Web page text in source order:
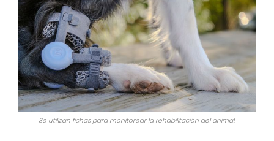
Se utilizan fichas para monitorear la rehabilitación del animal.